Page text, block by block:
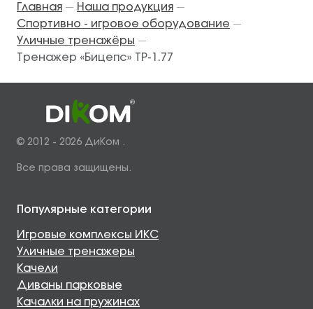
Главная — Наша продукция —
Спортивно - игровое оборудование —
Уличные тренажёры —
Тренажер «Бицепс» ТР-1.77
© 2012 - 2026 ДиКом .
Все права защищены.
Популярные категории
Игровые комплексы ИКС
Уличные тренажеры
Качели
Диваны парковые
Качалки на пружинах